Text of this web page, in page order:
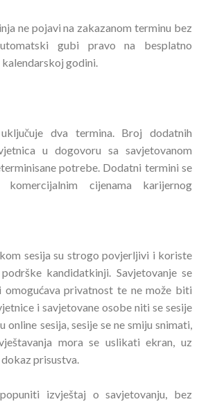
ne pojavi na zakazanom terminu bez
gubi pravo na besplatno
godini.
dva termina. Broj dodatnih
u dogovoru sa savjetovanom
potrebe. Dodatni termini se
cijenama karijernog
sesija su strogo povjerljivi i koriste
kandidatkinji. Savjetovanje se
privatnost te ne može biti
i savjetovane osobe niti se sesije
online sesija, sesije se ne smiju snimati,
mora se uslikati ekran, uz
prisustva.
izvještaj o savjetovanju, bez